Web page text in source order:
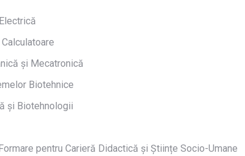
și Mecatronică
Biotehnice
și Biotehnologii
pentru Carieră Didactică și Științe Socio-Umane